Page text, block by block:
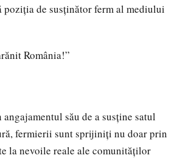
de susținător ferm al mediului
România!”
său de a susține satul
fermierii sunt sprijiniți nu doar prin
la nevoile reale ale comunităților